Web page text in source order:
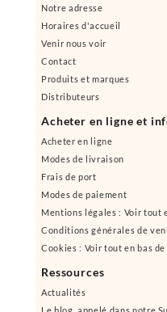
Notre adresse
Horaires d'accueil
Venir nous voir
Contact
Produits et marques
Distributeurs
Acheter en ligne et
Acheter en ligne
Modes de livraison
Frais de port
Modes de paiement
Mentions légales : Voir tout
Conditions générales de
Cookies : Voir tout en bas de
Ressources
Actualités